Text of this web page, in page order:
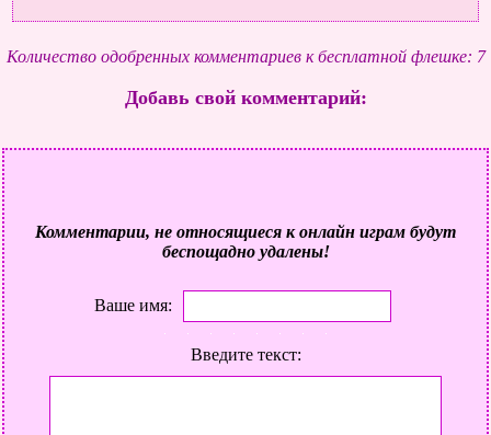
Количество одобренных комментариев к бесплатной флешке: 7
Добавь свой комментарий:
Комментарии, не относящиеся к онлайн играм будут
беспощадно удалены!
Ваше имя:
Введите текст: